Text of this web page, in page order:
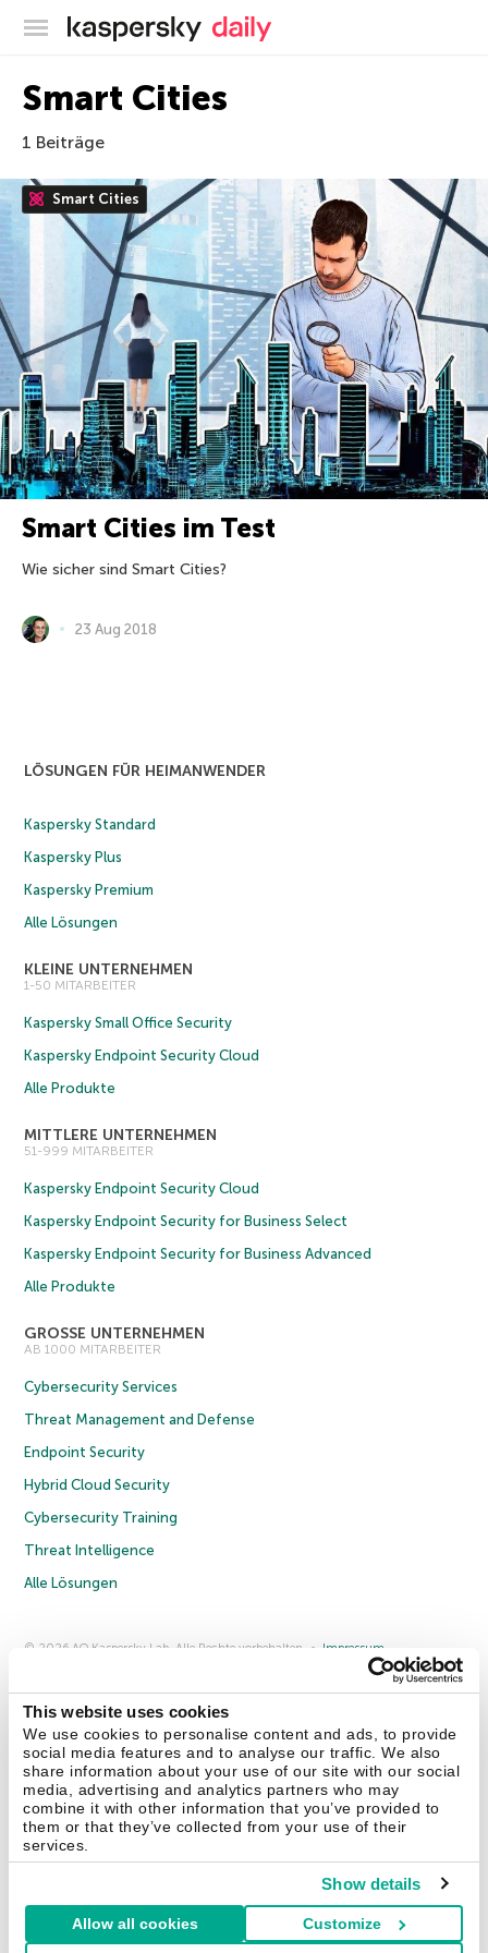
This website uses cookies
We use cookies to personalise content and ads, to provide
social media features and to analyse our traffic. We also
share information about your use of our site with our social
media, advertising and analytics partners who may
combine it with other information that you’ve provided to
them or that they’ve collected from your use of their
services.
Show details
Allow all cookies Customize
Offizieller Blog von Kaspersky
Smart Cities
1 Beiträge
Smart Cities
Smart Cities im Test
Wie sicher sind Smart Cities?
23 Aug 2018
LÖSUNGEN FÜR HEIMANWENDER
Kaspersky Standard
Kaspersky Plus
Kaspersky Premium
Alle Lösungen
KLEINE UNTERNEHMEN
1-50 MITARBEITER
Kaspersky Small Office Security
Kaspersky Endpoint Security Cloud
Alle Produkte
MITTLERE UNTERNEHMEN
51-999 MITARBEITER
Kaspersky Endpoint Security Cloud
Kaspersky Endpoint Security for Business Select
Kaspersky Endpoint Security for Business Advanced
Alle Produkte
GROSSE UNTERNEHMEN
AB 1000 MITARBEITER
Cybersecurity Services
Threat Management and Defense
Endpoint Security
Hybrid Cloud Security
Cybersecurity Training
Threat Intelligence
Alle Lösungen
© 2026 AO Kaspersky Lab. Alle Rechte vorbehalten.
Impressum
Lizenzvereinbarung B2B
Anmeldung zum Newsletter für B2B-Vertriebspartner
Kontakt Über uns Partner Blog
Weitere Informationen
Pressemitteilungen
Securelist Eugene Personal Blog Enzyklopädie
Deutschland & Schweiz